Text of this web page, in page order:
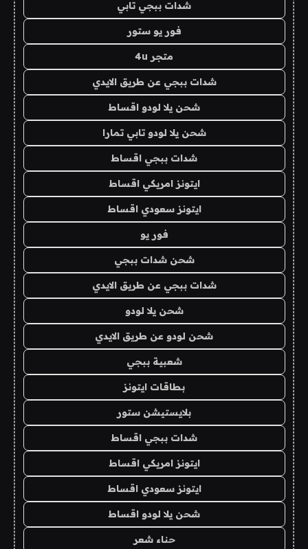
شدات ببجي تابي
فور يو ستور
متجر 4u
شدات ببجي عن طريق الايدي
شحن يلا لودو اقساط
شحن يلا لودو تابي تمارا
شدات ببجي اقساط
ايتونز امريكي اقساط
ايتونز سعودي اقساط
فور يو
شحن شدات ببجي
شدات ببجي عن طريق الايدي
شحن يلا لودو
شحن لودو عن طريق الايدي
شعبية ببجي
بطاقات ايتونز
بلايستيشن ستور
شدات ببجي اقساط
ايتونز امريكي اقساط
ايتونز سعودي اقساط
شحن يلا لودو اقساط
حناء شعر